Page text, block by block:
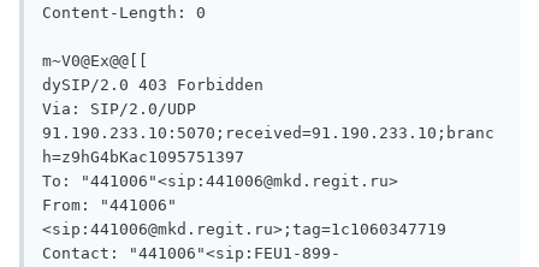
Content-Length: 0
m~V0@Ex@@[[
dySIP/2.0 403 Forbidden
Via: SIP/2.0/UDP
91.190.233.10:5070;received=91.190.233.10;branc
h=z9hG4bKac1095751397
To: "441006"<sip:441006@mkd.regit.ru>
From: "441006"
<sip:441006@mkd.regit.ru>;tag=1c1060347719
Contact: "441006"<sip:FEU1-899-